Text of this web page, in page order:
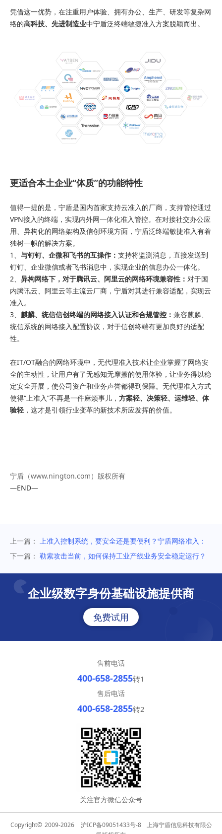
凭借这一优势，在注重用户体验、拥有办公、生产、研发等复杂网
络的高科技、先进制造业中宁盾泛终端敏捷准入方案脱颖而出。
更适合本土企业“体质”的功能特性
值得一提的是，宁盾是国内首家支持云准入的厂商，支持管控通过
VPN接入的终端，实现内外网一体化准入管控。在对接社交办公应
用、异构化的网络架构及信创环境方面，宁盾泛终端敏捷准入有着
独树一帜的解决方案。
1、 与钉钉、企微和飞书的互操作： 支持将监测消息，直接发送到
钉钉、企业微信或者飞书消息中，实现企业的信息办公一体化。
2、 异构网络下，对于腾讯云、阿里云的网络环境兼容性： 对于国
内腾讯云、阿里云等主流云厂商，宁盾对其进行兼容适配，实现云
准入。
3、 麒麟、统信信创终端的网络接入认证和合规管控： 兼容麒麟、
统信系统的网络接入配置协议，对于信创终端有更加良好的适配
性。
在IT/OT融合的网络环境中，无代理准入技术让企业掌握了网络安
全的主动性，让用户有了无感知无摩擦的使用体验，让业务得以稳
定安全开展，使公司资产和业务声誉都得到保障。无代理准入方式
使得“上准入”不再是一件麻烦事儿， 方案轻、决策轻、运维轻、体
验轻 ，这才是引领行业变革的新技术所应发挥的价值。
宁盾（www.nington.com）版权所有
—END—
上一篇：
上准入控制系统，要安全还是要便利？宁盾网络准入：
我全都要！
下一篇： 勒索攻击当前，如何保持工业产线业务安全稳定运行？
企业级数字身份基础设施提供商
免费试用
售前电话
400-658-2855转1
售后电话
400-658-2855转2
关注官方微信公众号
Copyright© 2009-2026 沪ICP备09051433号-8
上海宁盾信息科技有限公